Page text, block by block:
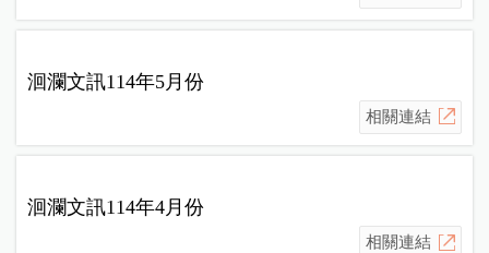
洄瀾文訊114年5月份
相關連結
洄瀾文訊114年4月份
相關連結